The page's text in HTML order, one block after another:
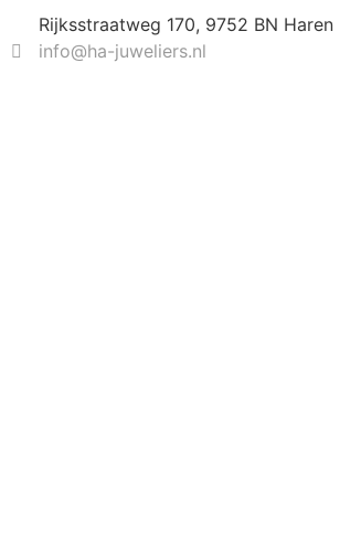
Rijksstraatweg 170, 9752 BN Haren
info@ha-juweliers.nl